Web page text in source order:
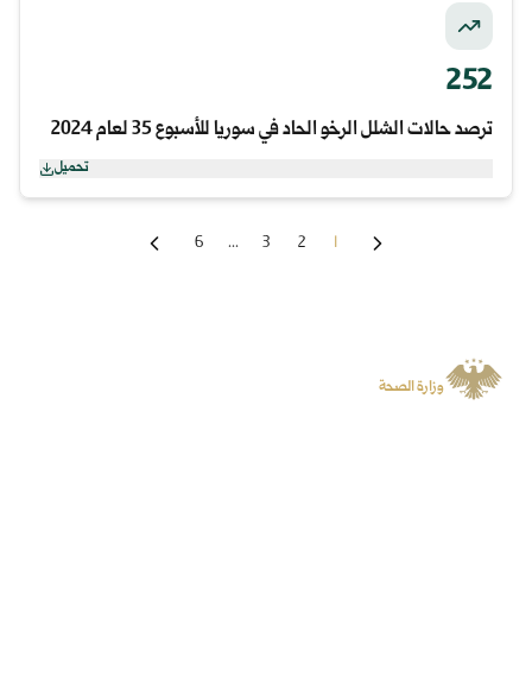
252
ترصد حالات الشلل الرخو الحاد في سوريا للأسبوع 35 لعام 2024
تحميل
1
2
3
...
6
وزارة الصحة